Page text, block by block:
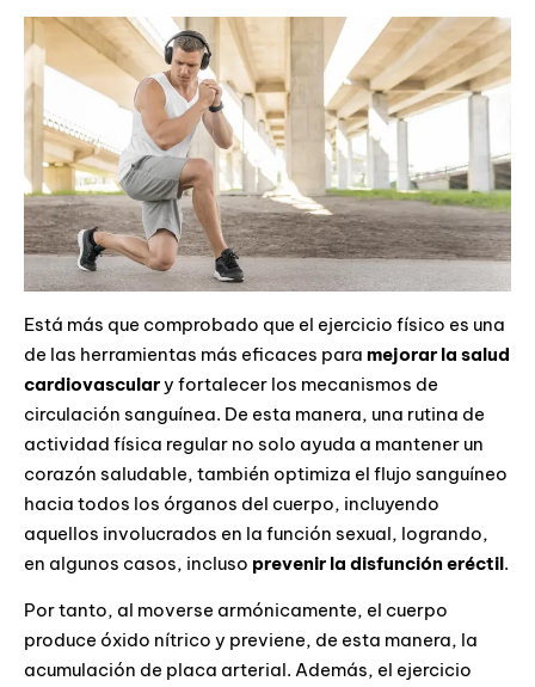
Está más que comprobado que el ejercicio físico es una
de las herramientas más eficaces para mejorar la salud
cardiovasculary fortalecer los mecanismos de
circulación sanguínea. De esta manera, una rutina de
actividad física regular no solo ayuda a mantener un
corazón saludable, también optimiza el flujo sanguíneo
hacia todos los órganos del cuerpo, incluyendo
aquellos involucrados en la función sexual, logrando,
en algunos casos, incluso prevenir la disfunción eréctil.
Por tanto, al moverse armónicamente, el cuerpo
produce óxido nítrico y previene, de esta manera, la
acumulación de placa arterial. Además, el ejercicio